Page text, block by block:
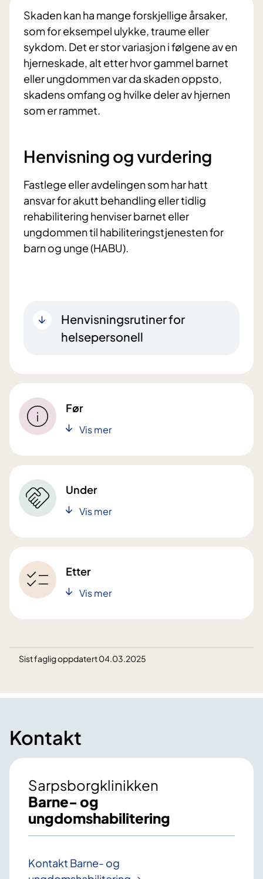
Skaden kan ha mange forskjellige årsaker,
som for eksempel ulykke, traume eller
sykdom. Det er stor variasjon i følgene av en
hjerneskade, alt etter hvor gammel barnet
eller ungdommen var da skaden oppsto,
skadens omfang og hvilke deler av hjernen
som er rammet.
Henvisning og vurdering
Fastlege eller avdelingen som har hatt
ansvar for akutt behandling eller tidlig
rehabilitering henviser barnet eller
ungdommen til habiliteringstjenesten for
barn og unge (HABU).
Henvisningsrutiner for
helsepersonell
Før
Vis mer
Under
Vis mer
Etter
Vis mer
Sist faglig oppdatert 04.03.2025
Kontakt
Sarpsborgklinikken
Barne- og
ungdomshabilitering
Kontakt Barne- og